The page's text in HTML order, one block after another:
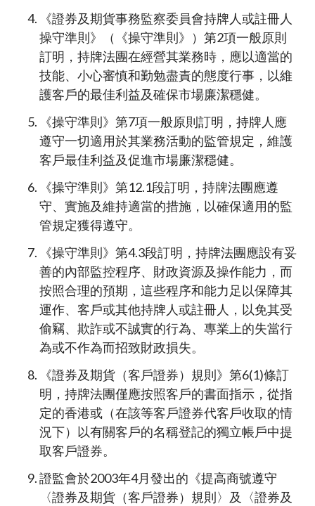
《證券及期貨事務監察委員會持牌人或註冊人
操守準則》（《操守準則》）第2項一般原則
訂明，持牌法團在經營其業務時，應以適當的
技能、小心審慎和勤勉盡責的態度行事，以維
護客戶的最佳利益及確保市場廉潔穩健。
《操守準則》第7項一般原則訂明，持牌人應
遵守一切適用於其業務活動的監管規定，維護
客戶最佳利益及促進市場廉潔穩健。
《操守準則》第12.1段訂明，持牌法團應遵
守、實施及維持適當的措施，以確保適用的監
管規定獲得遵守。
《操守準則》第4.3段訂明，持牌法團應設有妥
善的內部監控程序、財政資源及操作能力，而
按照合理的預期，這些程序和能力足以保障其
運作、客戶或其他持牌人或註冊人，以免其受
偷竊、欺詐或不誠實的行為、專業上的失當行
為或不作為而招致財政損失。
《證券及期貨（客戶證券）規則》第6(1)條訂
明，持牌法團僅應按照客戶的書面指示，從指
定的香港或（在該等客戶證券代客戶收取的情
況下）以有關客戶的名稱登記的獨立帳戶中提
取客戶證券。
證監會於2003年4月發出的《提高商號遵守
〈證券及期貨（客戶證券）規則〉及〈證券及